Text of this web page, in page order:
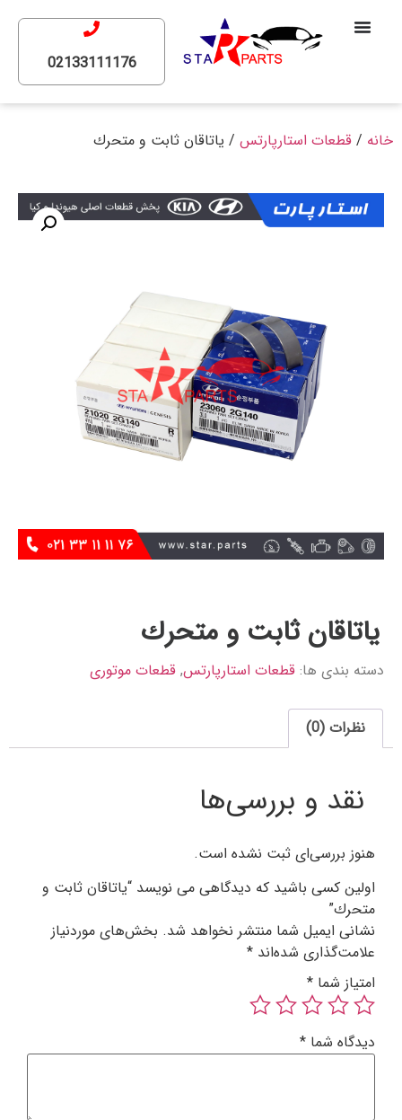
02133111176
خانه / قطعات استارپارتس / ياتاقان ثابت و متحرك
ياتاقان ثابت و متحرك
دسته بندی ها: قطعات استارپارتس, قطعات موتوری
نظرات (0)
نقد و بررسی‌ها
هنوز بررسی‌ای ثبت نشده است.
اولین کسی باشید که دیدگاهی می نویسد “ياتاقان ثابت و
متحرك”
نشانی ایمیل شما منتشر نخواهد شد. بخش‌های موردنیاز
علامت‌گذاری شده‌اند *
امتیاز شما *
دیدگاه شما *